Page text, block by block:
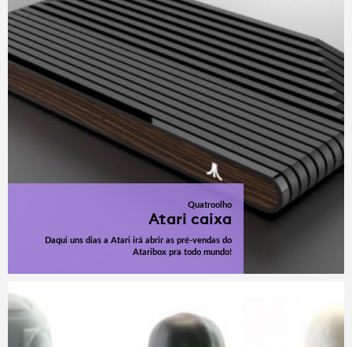
Quatroolho
Atari caixa
Daqui uns dias a Atari irá abrir as pré-vendas do
Ataribox pra todo mundo!